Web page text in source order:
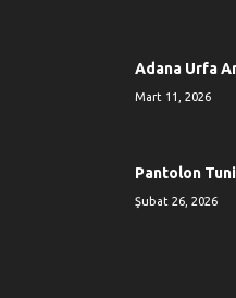
Adana Urfa
Mart 11, 2026
Pantolon
Şubat 26, 2026